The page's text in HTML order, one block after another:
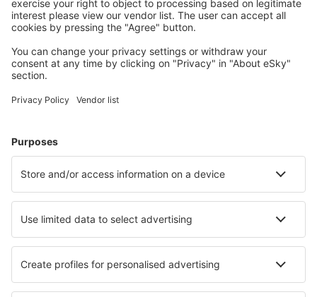
Cazarea preferată
Alege din peste 1,3 mil. de opţiuni: hoteluri, cabane,
Cele mai căutate hoteluri de către utilizatorii eSky
Hoteluri în Manchester
Hoteluri în Edinburgh Hoteluri în Liverpool
Hoteluri în Londra Hoteluri în Weymouth
Hoteluri în Newport Hoteluri în Northampton